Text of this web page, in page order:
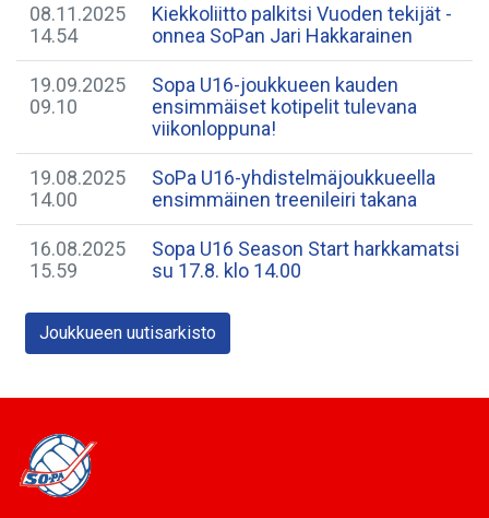
08.11.2025
14.54
Kiekkoliitto palkitsi Vuoden tekijät -
onnea SoPan Jari Hakkarainen
19.09.2025
09.10
Sopa U16-joukkueen kauden
ensimmäiset kotipelit tulevana
viikonloppuna!
19.08.2025
14.00
SoPa U16-yhdistelmäjoukkueella
ensimmäinen treenileiri takana
16.08.2025
15.59
Sopa U16 Season Start harkkamatsi
su 17.8. klo 14.00
Joukkueen uutisarkisto